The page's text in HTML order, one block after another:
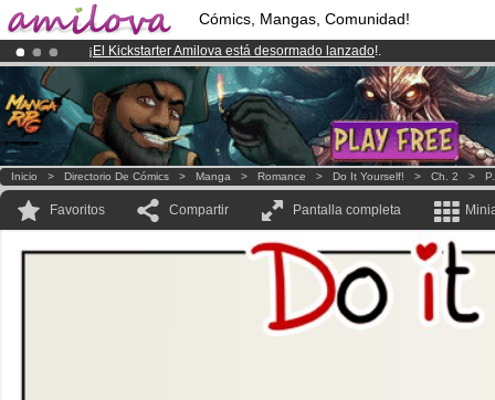
Cómics, Mangas, Comunidad!
¡ El Kickstarter Amilova está desormado lanzado!.
¡Conviertete en Premium por3.95 eurosal mes!Hazte Premium ya
¡Ya tenemos 100000miembrosy 1000 Cómics y Mangas!.
Inicio > Directorio De Cómics > Manga > Romance > Do It Yourself! > Ch. 2 >
Favoritos Compartir Pantalla completa